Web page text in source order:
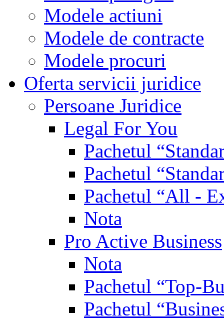
Modele actiuni
Modele de contracte
Modele procuri
Oferta servicii juridice
Persoane Juridice
Legal For You
Pachetul
Pachetul
Pachetul “All -
Nota
Pro Active Business
Nota
Pachetul “Top-
Pachetul